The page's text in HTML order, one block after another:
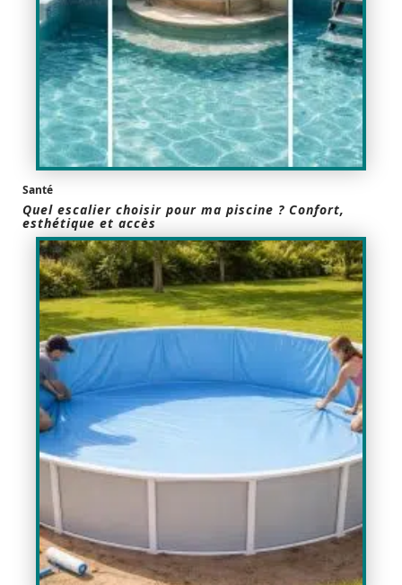
Santé
Quel escalier choisir pour ma piscine ? Confort,
esthétique et accès